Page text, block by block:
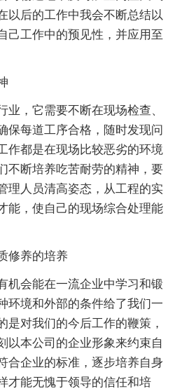
以后的工作中我会不断总结以
己工作中的预见性，并应用至
业，它需要不断在现场检查、
保每道工序合格，随时发现问
作都是在现场比较恶劣的环境
不断培养吃苦耐劳的精神，要
理人员清高姿态，从工程的实
能，使自己的现场综合处理能
修养的培养
机会能在一流企业中学习和锻
环境和外部的条件给了我们一
是对我们的今后工作的鞭策，
以本公司的企业形象来约束自
合企业的标准，逐步培养自身
才能无愧于领导的信任和培